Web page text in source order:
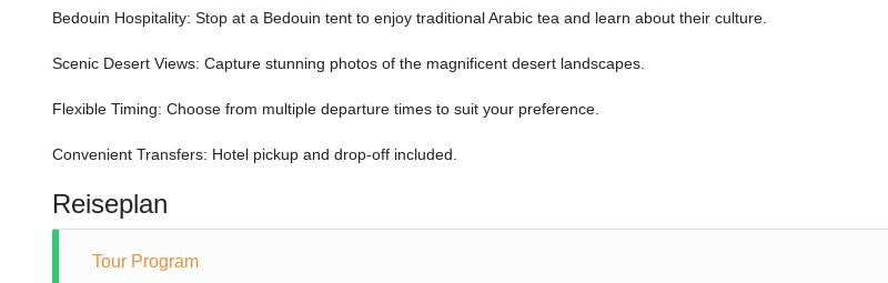
Bedouin Hospitality: Stop at a Bedouin tent to enjoy traditional Arabic tea and learn about their culture.
Scenic Desert Views: Capture stunning photos of the magnificent desert landscapes.
Flexible Timing: Choose from multiple departure times to suit your preference.
Convenient Transfers: Hotel pickup and drop-off included.
Reiseplan
Tour Program